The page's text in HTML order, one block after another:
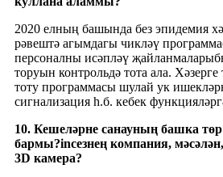
2020 елның башында без эпидемия
рәвештә агымдагы чикләү
персоналны исәпләү
торуын контрольдә тота ала.
тоту программасы шулай ук
сигнализация һ.б. кебек
10. Кешеләрне санауның башка
бармы?inсезнең компания,
3D камера?